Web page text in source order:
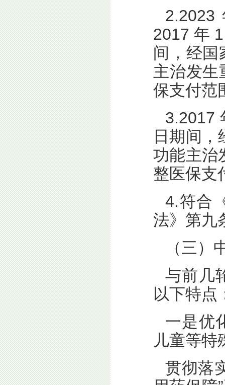
2017 年
间，经国
主治发生
保支付范
3.2017
日期间
功能主治
整医保支
4.符合
法》第九
（三）
与前几
以下特点
一是优
儿童等特
贯彻落